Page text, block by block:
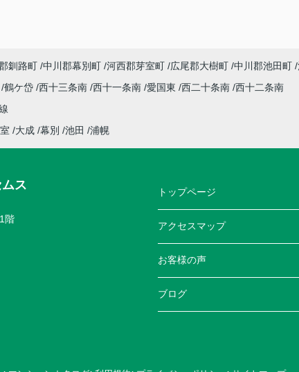
釧路町 中川郡幕別町 河西郡芽室町 広尾郡大樹町 中川郡池田町
鶴ケ岱 西十三条南 西十一条南 愛国東 西二十条南 西十二条南
大成 幕別 池田 浦幌
ス
階
トップページ
アクセスマップ
お客様の声
ブログ